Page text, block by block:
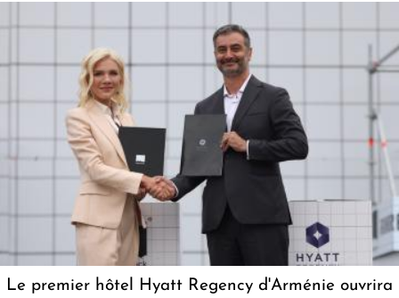
Le premier hôtel Hyatt Regency d'Arménie ouvrira